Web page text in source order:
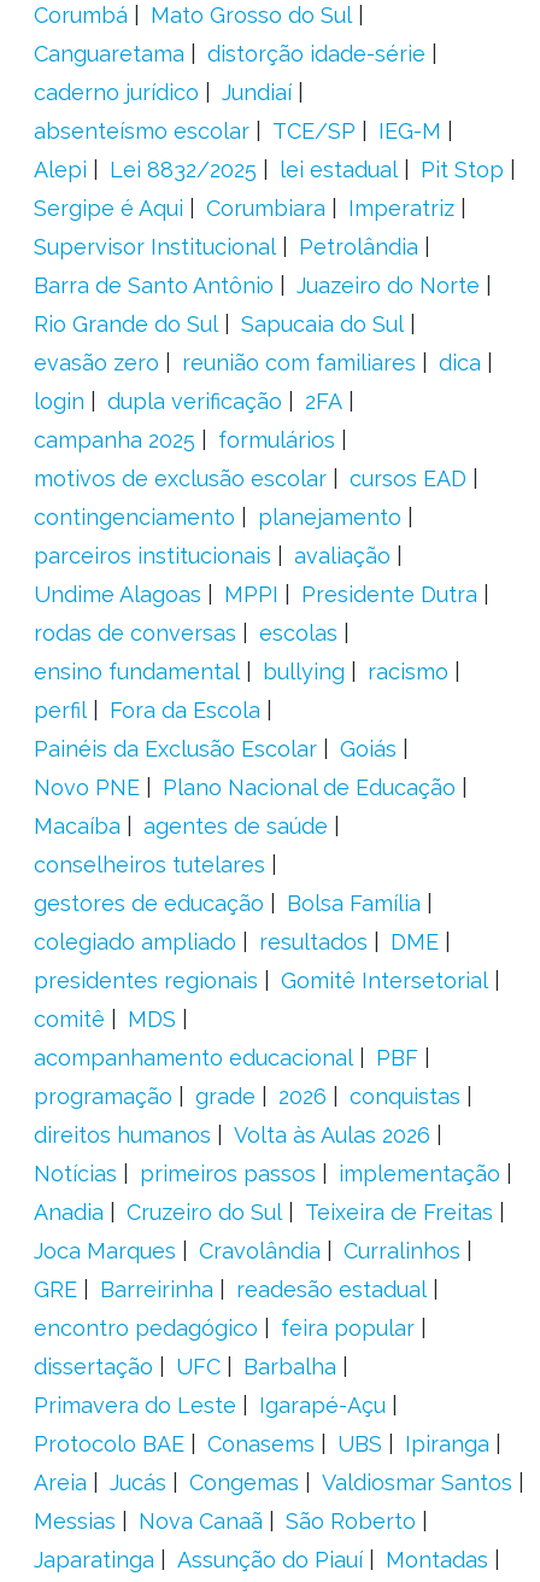
Corumbá
Mato Grosso do Sul
Canguaretama
distorção idade-série
caderno jurídico
Jundiaí
absenteísmo escolar
TCE/SP
IEG-M
Alepi
Lei 8832/2025 lei estadual
Pit Stop
Sergipe é Aqui
Corumbiara
Imperatriz
Supervisor Institucional
Petrolândia
Barra de Santo Antônio
Juazeiro do Norte
Rio Grande do Sul
Sapucaia do Sul
evasão zero
reunião com familiares
dica
login
dupla verificação
2FA
campanha 2025
formulários
motivos de exclusão escolar
cursos EAD
contingenciamento
planejamento
parceiros institucionais
avaliação
Undime Alagoas
MPPI
Presidente Dutra
rodas de conversas
escolas
ensino fundamental
bullying
racismo
perfil
Fora da Escola
Painéis da Exclusão Escolar
Goiás
Novo PNE
Plano Nacional de Educação
Macaíba
agentes de saúde
conselheiros tutelares
gestores de educação
Bolsa Família
colegiado ampliado
resultados
DME
presidentes regionais
Gomitê Intersetorial
comitê
MDS
acompanhamento educacional
PBF
programação
grade 2026
conquistas
direitos humanos
Volta às Aulas 2026
Notícias
primeiros passos
implementação
Anadia
Cruzeiro do Sul
Teixeira de Freitas
Joca Marques
Cravolândia
Curralinhos
GRE
Barreirinha
readesão estadual
encontro pedagógico
feira popular
dissertação
UFC
Barbalha
Primavera do Leste
Igarapé-Açu
Protocolo BAE
Conasems UBS
Ipiranga
Areia
Jucás Congemas
Valdiosmar Santos
Messias
Nova Canaã
São Roberto
Japaratinga
Assunção do Piauí Montadas